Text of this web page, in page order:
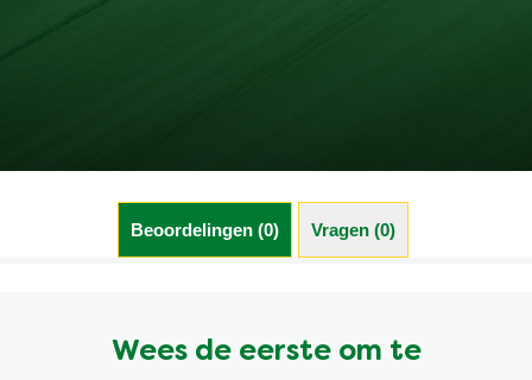
Beoordelingen (0) Vragen (0)
Wees de eerste om te